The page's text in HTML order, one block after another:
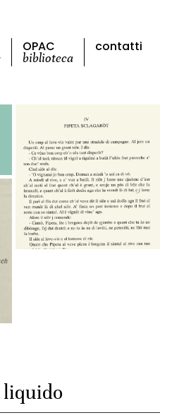
OPAC
biblioteca
contatti
liquido